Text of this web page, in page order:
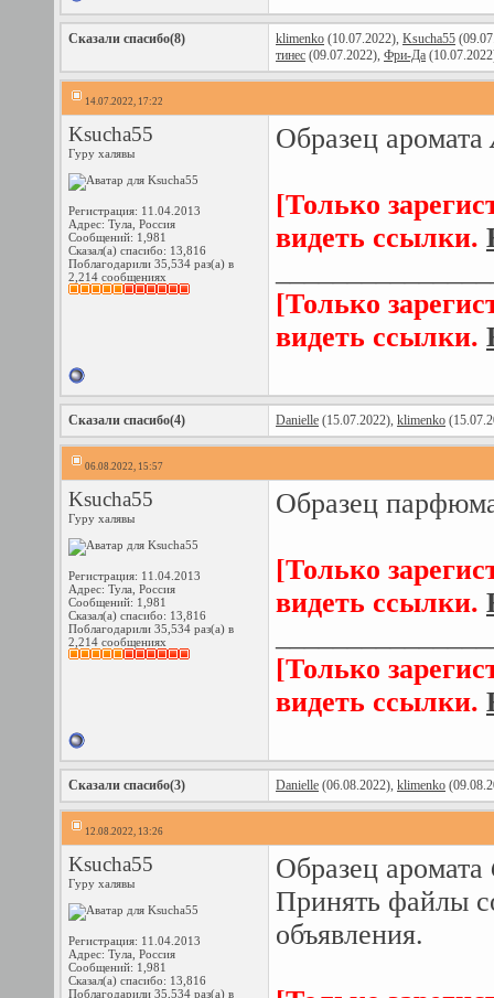
Сказали спасибо(8) klimenko (10.07.2022), Ksucha55
тинес (09.07.2022), Фри-Да
14.07.2022, 17:22
Ksucha55
Гуру халявы
Регистрация: 11.04.2013
Адрес: Тула, Россия
Сообщений: 1,981
Сказал(а) спасибо: 13,816
Поблагодарили 35,534 раз(а) в
2,214 сообщениях
Образец аромата
[Только
видеть ссылки.
[Только
видеть ссылки.
Сказали спасибо(4) Danielle (15.07.2022), klimenko
06.08.2022, 15:57
Ksucha55
Гуру халявы
Регистрация: 11.04.2013
Адрес: Тула, Россия
Сообщений: 1,981
Сказал(а) спасибо: 13,816
Поблагодарили 35,534 раз(а) в
2,214 сообщениях
Образец
[Только
видеть ссылки.
[Только
видеть ссылки.
Сказали спасибо(3) Danielle (06.08.2022), klimenko
12.08.2022, 13:26
Ksucha55
Гуру халявы
Регистрация: 11.04.2013
Адрес: Тула, Россия
Сообщений: 1,981
Сказал(а) спасибо: 13,816
Поблагодарили 35,534 раз(а) в
Образец аромата
Принять файлы
объявления.